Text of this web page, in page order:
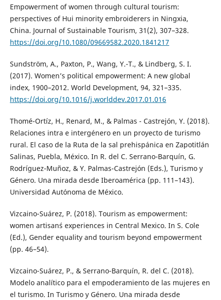
Empowerment of women through cultural tourism:
perspectives of Hui minority embroiderers in Ningxia,
China. Journal of Sustainable Tourism, 31(2), 307–328.
https://doi.org/10.1080/09669582.2020.1841217
Sundström, A., Paxton, P., Wang, Y.-T., & Lindberg, S. I.
(2017). Women’s political empowerment: A new global
index, 1900–2012. World Development, 94, 321–335.
https://doi.org/10.1016/j.worlddev.2017.01.016
Thomé-Ortíz, H., Renard, M., & Palmas - Castrejón, Y. (2018).
Relaciones intra e intergénero en un proyecto de turismo
rural. El caso de la Ruta de la sal prehispánica en Zapotitlán
Salinas, Puebla, México. In R. del C. Serrano-Barquín, G.
Rodríguez-Muñoz, & Y. Palmas-Castrejón (Eds.), Turismo y
Género. Una mirada desde Iberoamérica (pp. 111–143).
Universidad Autónoma de México.
Vizcaino-Suárez, P. (2018). Tourism as empowerment:
women artisan´s experiences in Central Mexico. In S. Cole
(Ed.), Gender equality and tourism beyond empowerment
(pp. 46–54).
Vizcaino-Suárez, P., & Serrano-Barquín, R. del C. (2018).
Modelo analítico para el empoderamiento de las mujeres en
el turismo. In Turismo y Género. Una mirada desde